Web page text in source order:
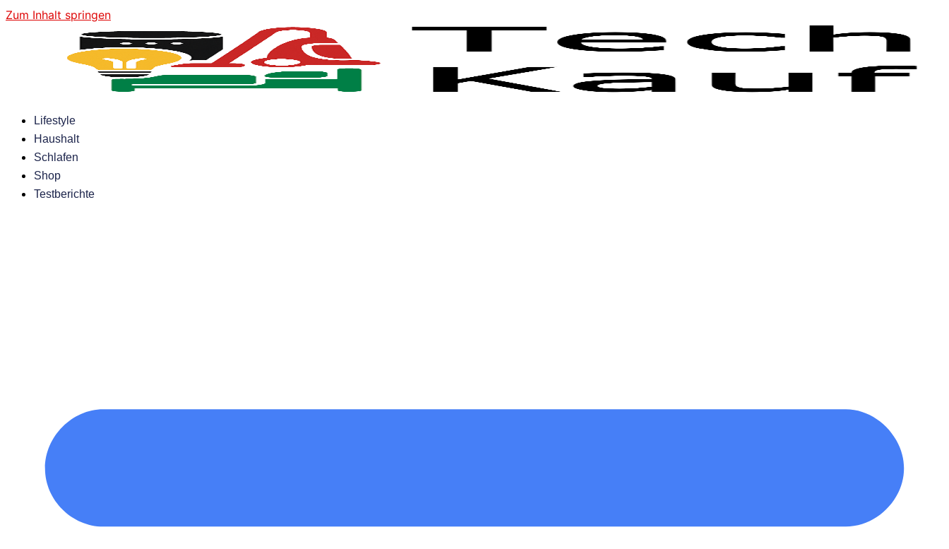
Zum Inhalt springen
Lifestyle
Haushalt
Schlafen
Shop
Testberichte